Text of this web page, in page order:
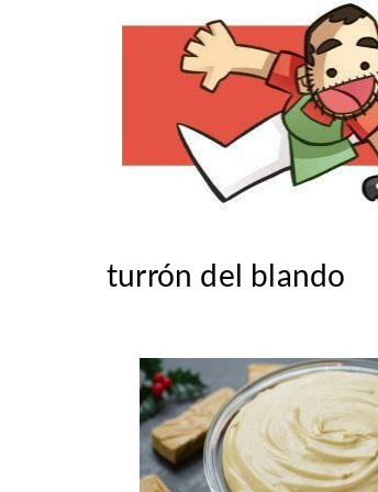
turrón del blando